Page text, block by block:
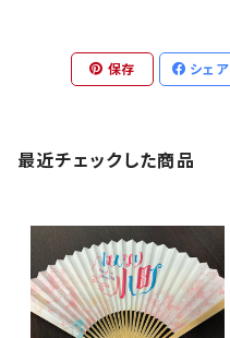
保存 シェア
最近チェックした商品